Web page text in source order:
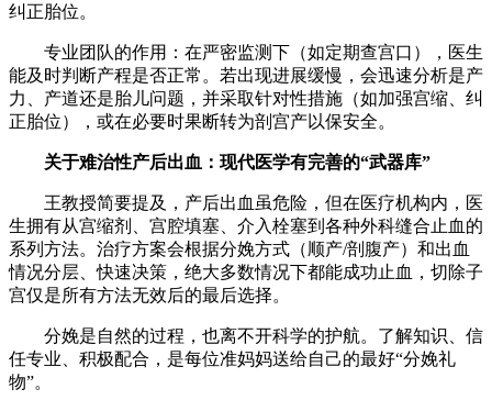
纠正胎位。
专业团队的作用：在严密监测下（如定期查宫口），医生
能及时判断产程是否正常。若出现进展缓慢，会迅速分析是产
力、产道还是胎儿问题，并采取针对性措施（如加强宫缩、纠
正胎位），或在必要时果断转为剖宫产以保安全。
关于难治性产后出血：现代医学有完善的“武器库”
王教授简要提及，产后出血虽危险，但在医疗机构内，医
生拥有从宫缩剂、宫腔填塞、介入栓塞到各种外科缝合止血的
系列方法。治疗方案会根据分娩方式（顺产/剖腹产）和出血
情况分层、快速决策，绝大多数情况下都能成功止血，切除子
宫仅是所有方法无效后的最后选择。
分娩是自然的过程，也离不开科学的护航。了解知识、信
任专业、积极配合，是每位准妈妈送给自己的最好“分娩礼
物”。